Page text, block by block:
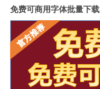
免费可商用字体批量下载